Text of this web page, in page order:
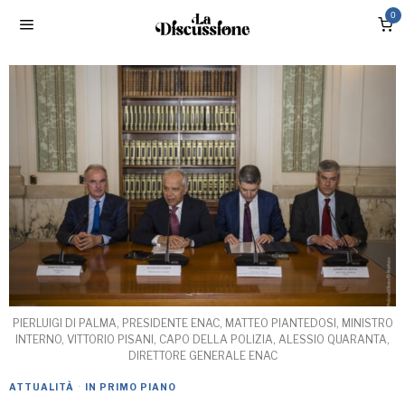
0
PIERLUIGI DI PALMA, PRESIDENTE ENAC, MATTEO PIANTEDOSI, MINISTRO
INTERNO, VITTORIO PISANI, CAPO DELLA POLIZIA, ALESSIO QUARANTA,
DIRETTORE GENERALE ENAC
ATTUALITÀ · IN PRIMO PIANO